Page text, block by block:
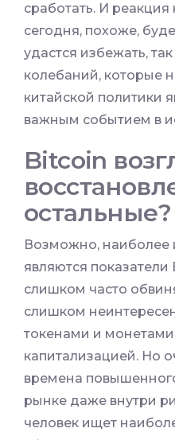
сработать. И
сегодня, похоже,
удастся избежать,
колебаний, которые
китайской политики
важным событием в
Bitcoin
остальные?
Возможно, наиболее
являются
слишком часто
слишком
токенами и
капитализацией. Но
времена
рынке даже внутри
человек ищет